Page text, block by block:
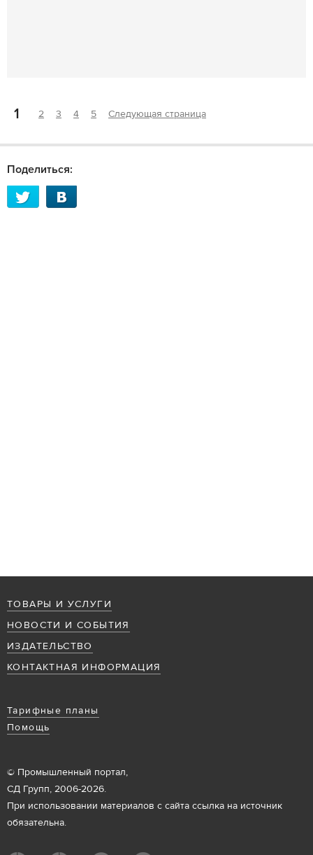
1 2 3 4 5 Следующая страница
Поделиться:
ТОВАРЫ И УСЛУГИ
НОВОСТИ И СОБЫТИЯ
ИЗДАТЕЛЬСТВО
КОНТАКТНАЯ ИНФОРМАЦИЯ
Тарифные планы
Помощь
© Промышленный портал,
СД Групп, 2006-2026.
При использовании материалов с сайта ссылка на источник
обязательна.